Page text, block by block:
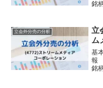
銘
用
の
立会外分売の分析
立
ム
基
銘